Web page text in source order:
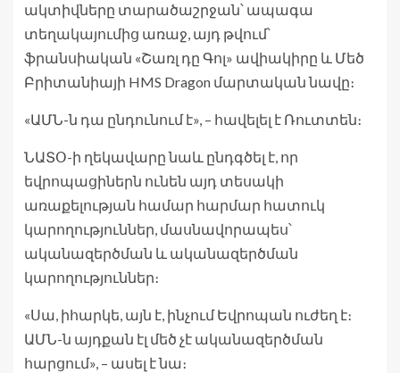
ակտիվները տարածաշրջան՝ ապագա
տեղակայումից առաջ, այդ թվում՝
ֆրանսիական «Շառլ դը Գոլ» ավիակիրը և Մեծ
Բրիտանիայի HMS Dragon մարտական ​​նավը։
«ԱՄՆ-ն դա ընդունում է», – հավելել է Ռուտտեն։
ՆԱՏՕ-ի ղեկավարը նաև ընդգծել է, որ
եվրոպացիներն ունեն այդ տեսակի
առաքելության համար հարմար հատուկ
կարողություններ, մասնավորապես՝
ականազերծման և ականազերծման
կարողություններ։
«Սա, իհարկե, այն է, ինչում Եվրոպան ուժեղ է։
ԱՄՆ-ն այդքան էլ մեծ չէ ականազերծման
հարցում», – ասել է նա։